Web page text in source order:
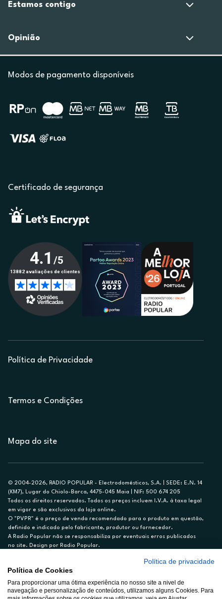
Estamos contigo
Opinião
Modos de pagamento disponíveis
Certificado de segurança
Política de Privacidade
Termos e Condições
Mapa do site
© 2004-2026, RADIO POPULAR - Electrodomésticos, S.A. | SEDE: E.N. 14
(KM7), Lugar do Chiolo-Barca, 4475-045 Maia | NIF: 500 674 205
Todos os direitos reservados. Todos os preços incluem I.V.A. à taxa legal
em vigor e são exclusivos da loja online.
O "PVPR" é o preço de venda recomendado para o produto em questão,
definido e indicado pelo fabricante, produtor ou fornecedor.
A Radio Popular não se responsabiliza por eventuais erros publicados
no site. Design por Radio Popular.
Ex. para limite de crédito de €1.500, reembolsado em 12 meses, TAN
14,79%.
Crédito sujeito a aprovação pelo Cetelem, marca BNP Paribas Personal
Política de privacidade
Política de Cookies
Para proporcionar uma ótima experiência no nosso site a nivel de
navegação e personalização de conteúdos, utilizamos alguns Cookies. Para